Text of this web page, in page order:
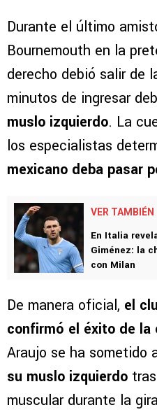
Durante el último
Bournemouth en la
derecho debió salir de
minutos de ingresar
muslo izquierdo. La
los especialistas
mexicano deba pasar
VER TAMBIÉN
En Italia
Giménez: la
con Milan
De manera oficial, el
confirmó el éxito de la
Araujo se ha sometido
su muslo izquierdo
muscular durante la